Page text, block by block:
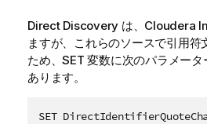
Direct Discovery は、 Cloudera
ますが、これらのソースで引用符
ため、SET 変数に次のパラメー
あります。
SET